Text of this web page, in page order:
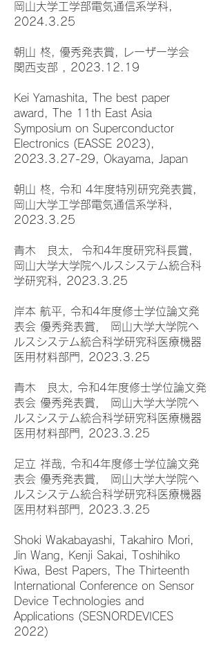
岡山大学工学部電気通信系学科,
2024.3.25
朝山 柊, 優秀発表賞, レーザー学会
関西支部 , 2023.12.19
Kei Yamashita, The best paper
award, The 11th East Asia
Symposium on Superconductor
Electronics (EASSE 2023),
2023.3.27-29, Okayama, Japan
朝山 柊, 令和 4年度特別研究発表賞,
岡山大学工学部電気通信系学科,
2023.3.25
青木 良太, 令和4年度研究科長賞,
岡山大学大学院ヘルスシステム統合科
学研究科, 2023.3.25
岸本 航平, 令和4年度修士学位論文発
表会 優秀発表賞， 岡山大学大学院ヘ
ルスシステム統合科学研究科医療機器
医用材料部門, 2023.3.25
青木 良太, 令和4年度修士学位論文発
表会 優秀発表賞， 岡山大学大学院ヘ
ルスシステム統合科学研究科医療機器
医用材料部門, 2023.3.25
足立 祥哉, 令和4年度修士学位論文発
表会 優秀発表賞， 岡山大学大学院ヘ
ルスシステム統合科学研究科医療機器
医用材料部門, 2023.3.25
Shoki Wakabayashi, Takahiro Mori,
Jin Wang, Kenji Sakai, Toshihiko
Kiwa, Best Papers, The Thirteenth
International Conference on Sensor
Device Technologies and
Applications (SESNORDEVICES
2022)